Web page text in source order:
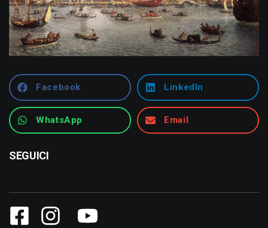
Facebook LinkedIn
WhatsApp Email
SEGUICI